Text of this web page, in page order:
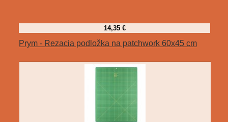
14,35 €
Prym - Rezacia podložka na patchwork 60x45 cm